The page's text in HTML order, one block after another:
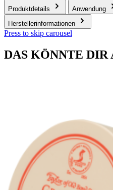
Produktdetails Anwendung
Herstellerinformationen
Press to skip carousel
DAS KÖNNTE